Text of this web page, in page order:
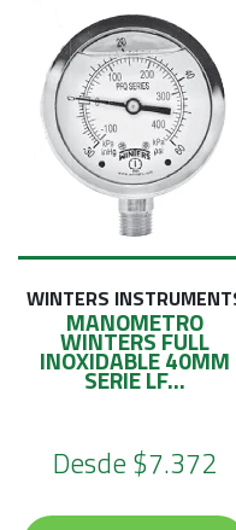
WINTERS
MANOMETRO
WINTERS FULL
INOXIDABLE 40MM
SERIE LF...
Desde$7.372